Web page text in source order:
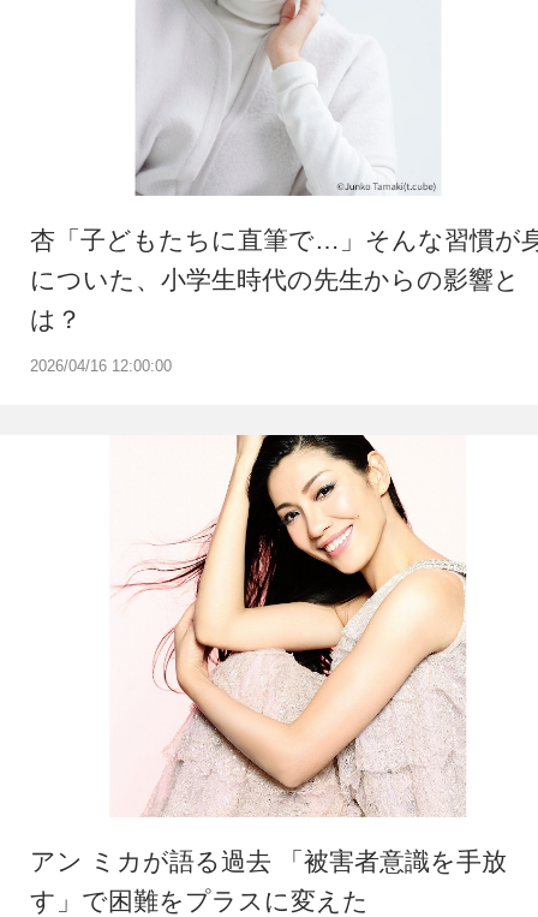
2026/04/16 12:00:00
杏「子どもたちに直筆で…」そんな習慣が
についた、小学生時代の先生からの影響と
は？
アン ミカが語る過去 「被害者意識を手放
す」で困難をプラスに変えた